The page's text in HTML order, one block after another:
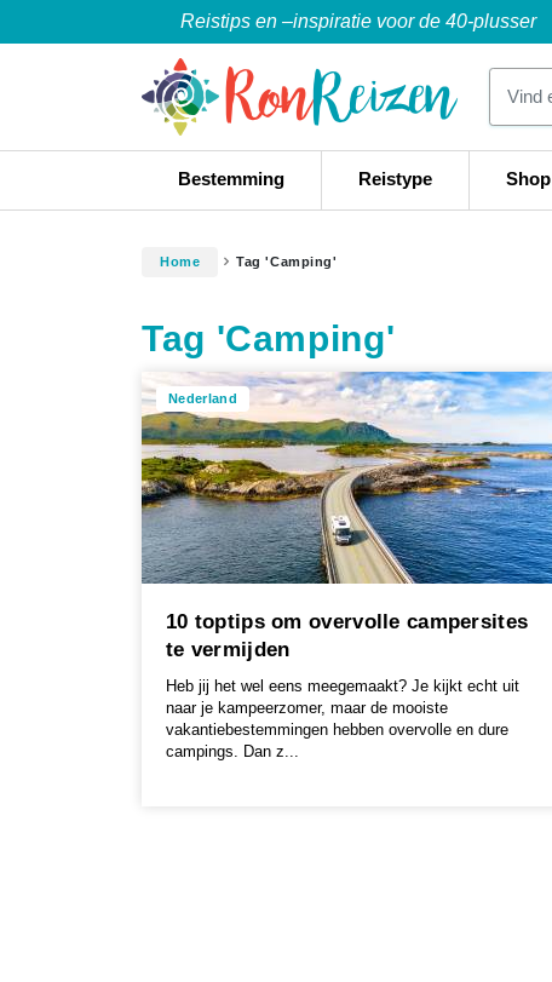
Reistips en –inspiratie voor de 40-plusser
Bestemming Reistype Shop
Home Tag 'Camping'
Tag 'Camping'
Nederland
10 toptips om overvolle campersites
te vermijden
Heb jij het wel eens meegemaakt? Je kijkt echt uit
naar je kampeerzomer, maar de mooiste
vakantiebestemmingen hebben overvolle en dure
campings. Dan z...